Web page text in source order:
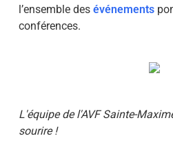
l’ensemble des événements
conférences.
L'équipe de l'AVF Sainte-
sourire !